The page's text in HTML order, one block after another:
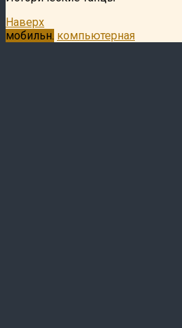
Наверх
мобильн. компьютерная